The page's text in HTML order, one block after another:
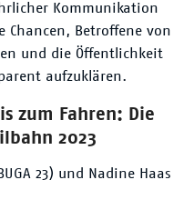
Kommunikation
Chancen, Betroffene von
und die Öffentlichkeit
aufzuklären.
zum Fahren: Die
2023
23) und Nadine Haas